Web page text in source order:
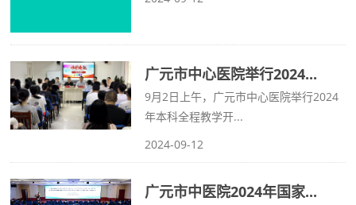
广元市中心医院举行2024...
9月2日上午，广元市中心医院举行2024
年本科全程教学开...
2024-09-12
广元市中医院2024年国家...